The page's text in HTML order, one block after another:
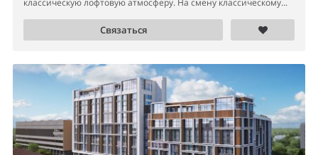
классическую лофтовую атмосферу. На смену классическому...
Связаться